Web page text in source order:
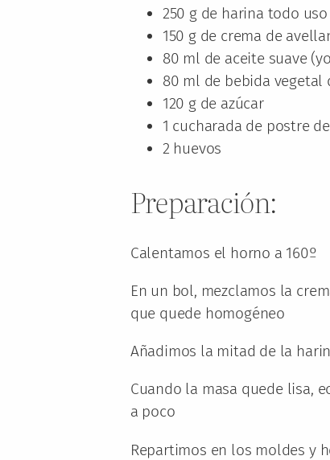
250 g de harina todo uso
150 g de crema de
80 ml de aceite suave
80 ml de bebida vegetal
120 g de azúcar
1 cucharada de postre
2 huevos
Preparación:
Calentamos el horno a 160º
En un bol, mezclamos la
que quede homogéneo
Añadimos la mitad de la
Cuando la masa quede lisa,
a poco
Repartimos en los moldes y